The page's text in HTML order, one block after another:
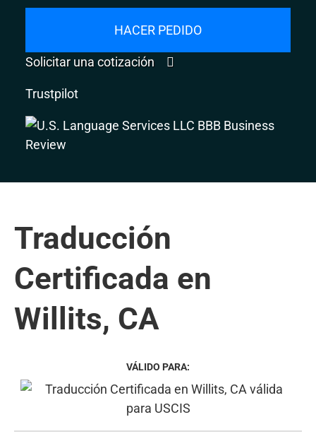
HACER PEDIDO
Solicitar una cotización
Trustpilot
Traducción
Certificada en
Willits, CA
VÁLIDO PARA: